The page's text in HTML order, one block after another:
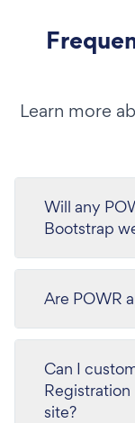
Learn more
Will any
Bootstrap
Are POWR
Can I
Registration Form app on
site?